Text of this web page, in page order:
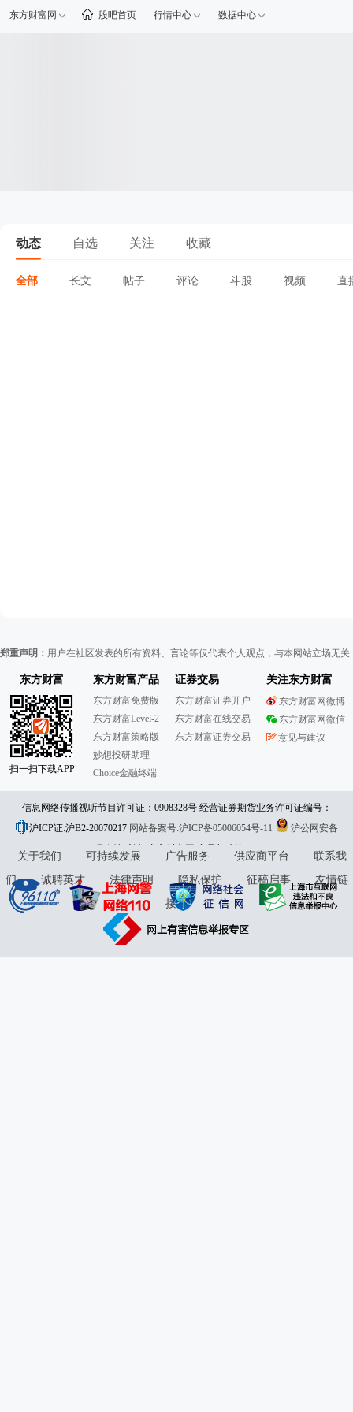
东方财富网 股吧首页 行情中心 数据中心
动态 自选 关注 收藏
全部 长文 帖子 评论 斗股 视频 直
郑重声明： 用户在社区发表的所有资料、言论等仅代表个人观点，与本网站立场无
东方财富
扫一扫下载APP
东方财富产品
东方财富免费版
东方财富Level-2
东方财富策略版
妙想投研助理
Choice金融终端
证券交易
东方财富证券开户
东方财富在线交易
东方财富证券交易
关注东方财富
东方财富网微博
东方财富网微信
意见与建议
信息网络传播视听节目许可证：0908328号 经营证券期货业务许可证编号：
913101046312860336 违法和不良信息举报:021-61278686 举报邮箱：
jubao@eastmoney.com
沪ICP证:沪B2-20070217 网站备案号:沪ICP备05006054号-11
沪公网安备
31010402000120号版权所有:东方财富网意见与建议:4000300059/952500
关于我们 可持续发展 广告服务 供应商平台
联系我
们
诚聘英才 法律声明 隐私保护 征稿启事
友情链
接